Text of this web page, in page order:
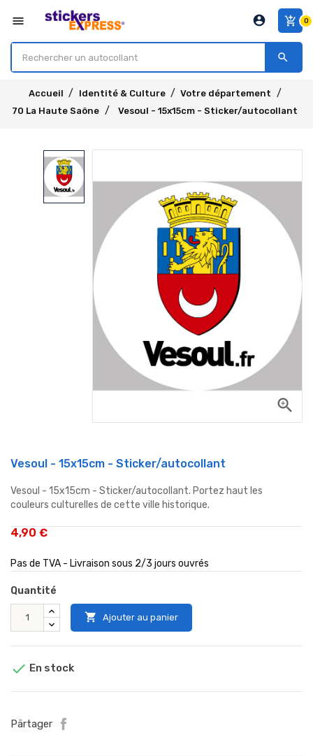
menu add_shopping_cart 0
account_circle
search
Accueil Identité & Culture
Votre département
70 La Haute Saône
Vesoul - 15x15cm - Sticker/autocollant
zoom_in
Vesoul - 15x15cm - Sticker/autocollant
Vesoul - 15x15cm - Sticker/autocollant. Portez haut les
couleurs culturelles de cette ville historique.
4,90 €
Pas de TVA - Livraison sous 2/3 jours ouvrés
Quantité
 Ajouter au panier
 En stock
Pärtager